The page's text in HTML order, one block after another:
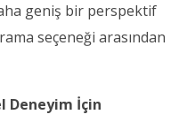
geniş bir perspektif
seçeneği arasından
Deneyim İçin